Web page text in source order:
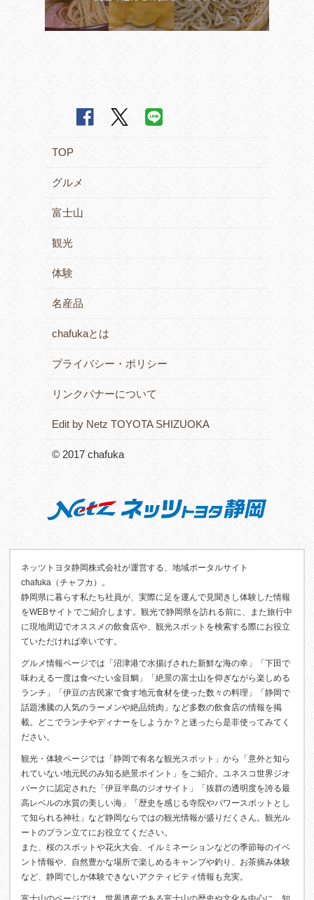
TOP
グルメ
富士山
観光
体験
名産品
chafukaとは
プライバシー・ポリシー
リンクバナーについて
Edit by Netz TOYOTA SHIZUOKA
© 2017 chafuka
ネッツトヨタ静岡株式会社が運営する、地域ポータルサイト
chafuka（チャフカ）。
静岡県に暮らす私たち社員が、実際に足を運んで見聞きし体験した情報
をWEBサイトでご紹介します。観光で静岡県を訪れる前に、また旅行中
に現地周辺でオススメの飲食店や、観光スポットを検索する際にお役立
ていただければ幸いです。
グルメ情報ページでは「沼津港で水揚げされた新鮮な海の幸」「下田で
味わえる一度は食べたい金目鯛」「絶景の富士山を仰ぎながら楽しめる
ランチ」「伊豆の古民家で食す地元食材を使った数々の料理」「静岡で
話題沸騰の人気のラーメンや絶品焼肉」など多数の飲食店の情報を掲
載。どこでランチやディナーをしようか？と迷ったら是非使ってみてく
ださい。
観光・体験ページでは「静岡で有名な観光スポット」から「意外と知ら
れていない地元民のみ知る絶景ポイント」をご紹介。ユネスコ世界ジオ
パークに認定された「伊豆半島のジオサイト」「抜群の透明度を誇る最
高レベルの水質の美しい海」「歴史を感じる寺院やパワースポットとし
て知られる神社」など静岡ならではの観光情報が盛りだくさん。観光ル
ートのプラン立てにお役立てください。
また、桜のスポットや花火大会、イルミネーションなどの季節毎のイベ
ント情報や、自然豊かな場所で楽しめるキャンプや釣り、お茶摘み体験
など、静岡でしか体験できないアクティビティ情報も充実。